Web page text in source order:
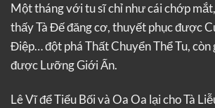
Một tháng với tu sĩ chỉ như cái chớp
thấy Tà Đế đăng cơ, thuyết phục được
Điệp… đột phá Thất Chuyển Thể Tu, còn
được Lưỡng Giới Ấn.
Lê Vĩ để Tiểu Bối và Oa Oa lại cho Tà